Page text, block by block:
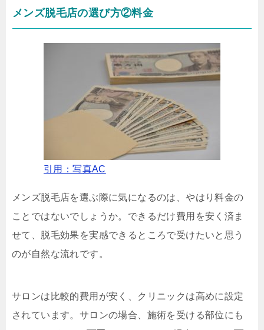
メンズ脱毛店の選び方②料金
引用：写真AC
メンズ脱毛店を選ぶ際に気になるのは、やはり料金の
ことではないでしょうか。できるだけ費用を安く済ま
せて、脱毛効果を実感できるところで受けたいと思う
のが自然な流れです。
サロンは比較的費用が安く、クリニックは高めに設定
されています。サロンの場合、施術を受ける部位にも